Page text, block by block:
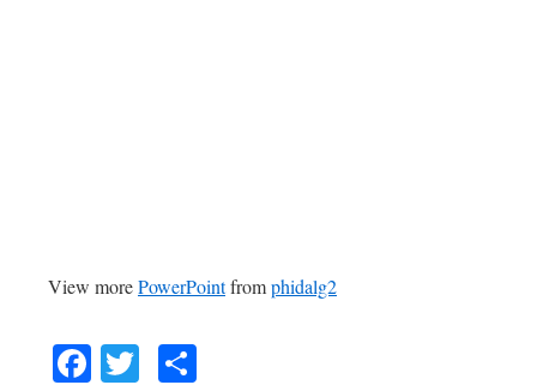
View morePowerPointfromphidalg2
Facebook
Twitter